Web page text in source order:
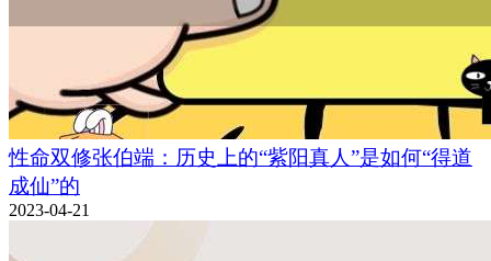
性命双修张伯端：历史上的“紫阳真人”是如何“得道
成仙”的
2023-04-21